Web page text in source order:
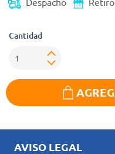
Cantidad
AVISO LEGAL